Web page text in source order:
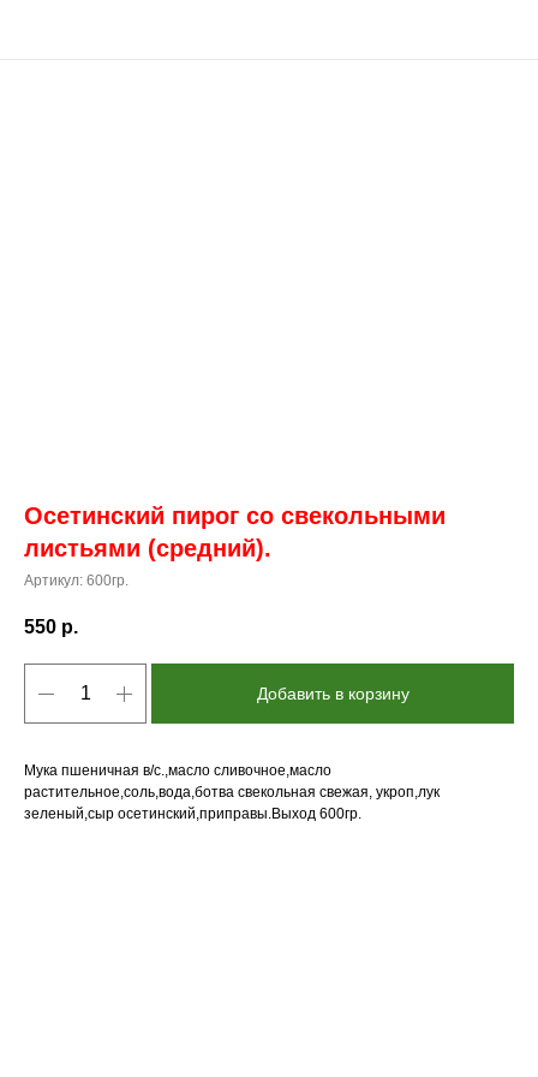
Осетинский пирог со свекольными
листьями (средний).
Артикул: 600гр.
550 р.
Добавить в корзину
Мука пшеничная в/с.,масло сливочное,масло
растительное,соль,вода,ботва свекольная свежая, укроп,лук
зеленый,сыр осетинский,приправы.Выход 600гр.